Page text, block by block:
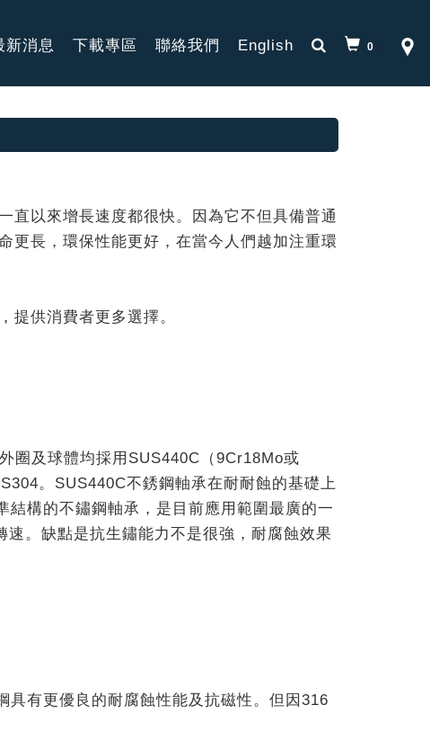
新消息 下載專區 聯絡我們 English 0
直以來增長速度都很快。因為它不但具備普通
更長，環保性能更好，在當今人們越加注重環
提供消費者更多選擇。
及球體均採用SUS440C（9Cr18Mo或
。SUS440C不銹鋼軸承在耐耐蝕的基礎上
構的不鏽鋼軸承，是目前應用範圍最廣的一
。缺點是抗生鏽能力不是很強，耐腐蝕效果
有更優良的耐腐蝕性能及抗磁性。但因316